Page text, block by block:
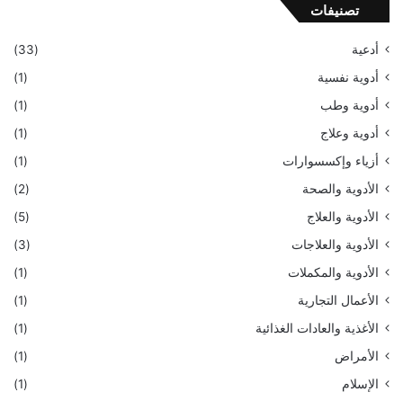
تصنيفات
أدعية
(33)
أدوية نفسية
(1)
أدوية وطب
(1)
أدوية وعلاج
(1)
أزياء وإكسسوارات
(1)
الأدوية والصحة
(2)
الأدوية والعلاج
(5)
الأدوية والعلاجات
(3)
الأدوية والمكملات
(1)
الأعمال التجارية
(1)
الأغذية والعادات الغذائية
(1)
الأمراض
(1)
الإسلام
(1)